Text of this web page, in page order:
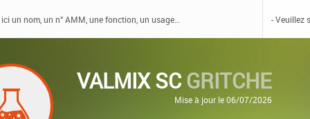
VALMIX SCGRITCHE
Mise à jour le 06/07/2026